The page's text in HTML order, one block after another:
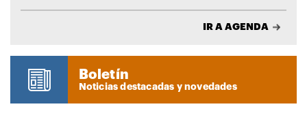
IR A AGENDA
Boletín
Noticias destacadas y novedades